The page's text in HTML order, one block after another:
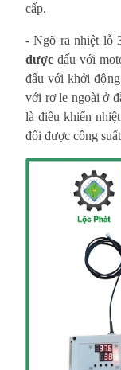
cấp.
- Ngõ ra nhiệt lỗ
được đấu với
đấu với khởi
với rơ le ngoài ở
là điều khiển
đổi được công